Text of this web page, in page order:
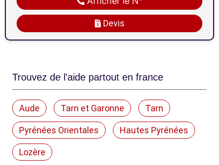
Devis
Trouvez de l'aide partout en france
Aude Tarn et Garonne Tarn
Pyrénées Orientales Hautes Pyrénées
Lozère